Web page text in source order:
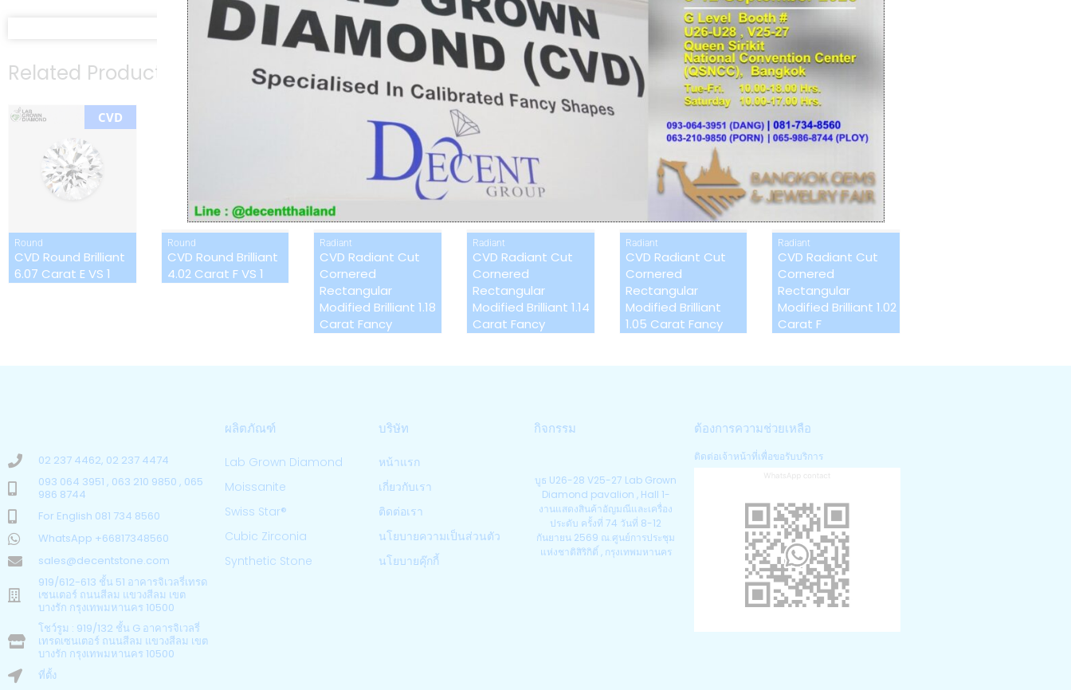
Category: Heart
Related Product
CVD
Round
CVD Round Brilliant
6.07 Carat E VS 1
Round
CVD Round Brilliant
4.02 Carat F VS 1
Radiant
CVD Radiant Cut
Cornered
Rectangular
Modified Brilliant 1.18
Carat Fancy
CVD
Radiant
CVD Radiant Cut
Cornered
Rectangular
Modified Brilliant 1.14
Carat Fancy
CVD
Radiant
CVD Radiant Cut
Cornered
Rectangular
Modified Brilliant
1.05 Carat Fancy
CVD
Radiant
CVD Radiant Cut
Cornered
Rectangular
Modified Brilliant 1.02
Carat F
02 237 4462, 02 237 4474
093 064 3951 , 063 210 9850 , 065
986 8744
For English 081 734 8560
WhatsApp +66817348560
sales@decentstone.com
919/612-613 ชั้น 51 อาคารจิเวลรี่เทรด
เซนเตอร์ ถนนสีลม แขวงสีลม เขต
บางรัก กรุงเทพมหานคร 10500
โชว์รูม : 919/132 ชั้น G อาคารจิเวลรี่
เทรดเซนเตอร์ ถนนสีลม แขวงสีลม เขต
บางรัก กรุงเทพมหานคร 10500
ที่ตั้ง
ผลิตภัณฑ์
Lab Grown Diamond
Moissanite
Swiss Star®
Cubic Zirconia
Synthetic Stone
บริษัท
หน้าแรก
เกี่ยวกับเรา
ติดต่อเรา
นโยบายความเป็นส่วนตัว
นโยบายคุ๊กกี้
กิจกรรม
บูธ U26-28 V25-27 Lab Grown
Diamond pavalion , Hall 1-
งานแสดงสินค้าอัญมณีและเครื่อง
ประดับ ครั้งที่ 74 วันที่ 8-12
กันยายน 2569 ณ.ศูนย์การประชุม
แห่งชาติสิริกิติ์ , กรุงเทพมหานคร
ต้องการความช่วยเหลือ
ติดต่อเจ้าหน้าที่เพื่อขอรับบริการ